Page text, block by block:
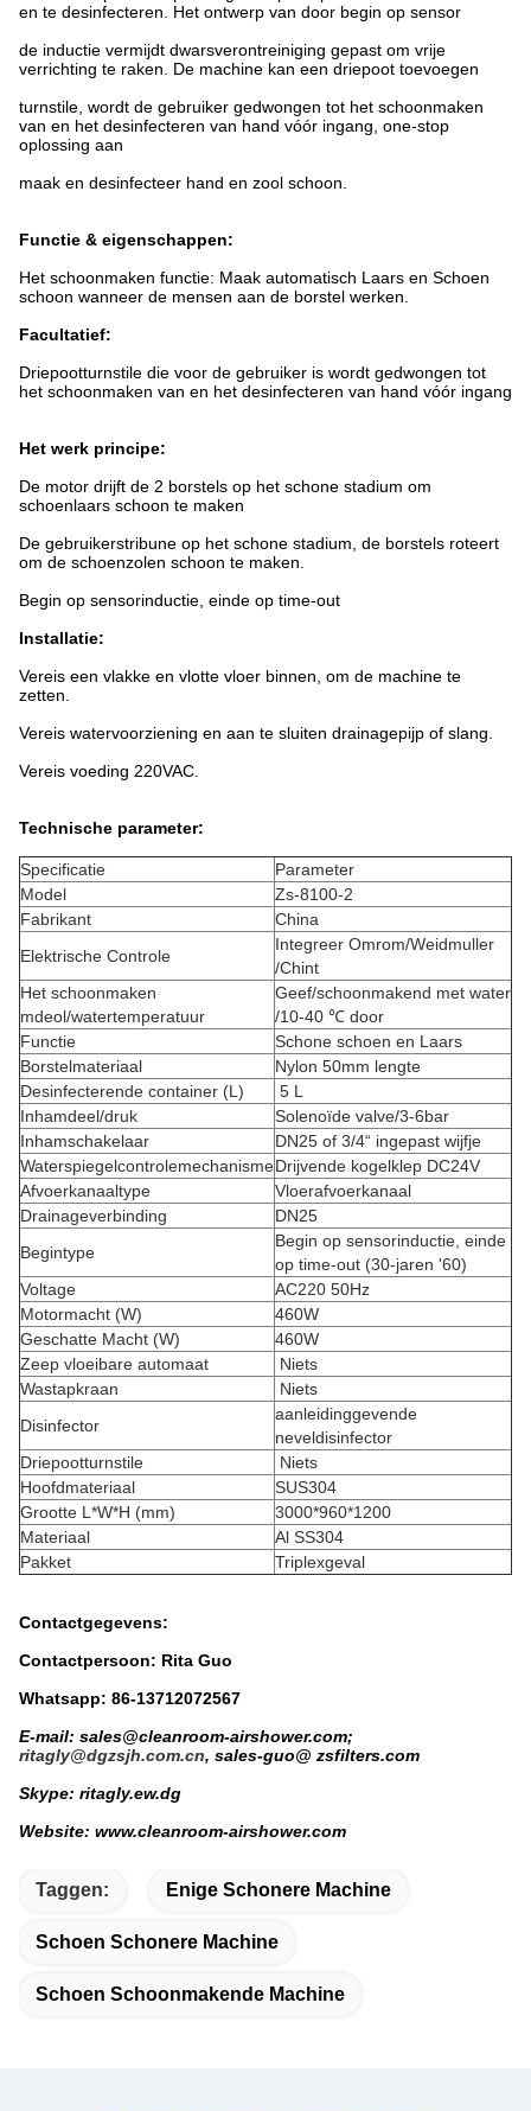
en te desinfecteren. Het ontwerp van door begin op sensor
de inductie vermijdt dwarsverontreiniging gepast om vrije
verrichting te raken. De machine kan een driepoot toevoegen
turnstile, wordt de gebruiker gedwongen tot het schoonmaken
van en het desinfecteren van hand vóór ingang, one-stop
oplossing aan
maak en desinfecteer hand en zool schoon.
Functie & eigenschappen:
Het schoonmaken functie: Maak automatisch Laars en Schoen
schoon wanneer de mensen aan de borstel werken.
Facultatief:
Driepootturnstile die voor de gebruiker is wordt gedwongen tot
het schoonmaken van en het desinfecteren van hand vóór ingang
Het werk principe:
De motor drijft de 2 borstels op het schone stadium om
schoenlaars schoon te maken
De gebruikerstribune op het schone stadium, de borstels roteert
om de schoenzolen schoon te maken.
Begin op sensorinductie, einde op time-out
Installatie:
Vereis een vlakke en vlotte vloer binnen, om de machine te
zetten.
Vereis watervoorziening en aan te sluiten drainagepijp of slang.
Vereis voeding 220VAC.
Technische parameter:
Specificatie
Parameter
Model
Zs-8100-2
Fabrikant
China
Elektrische Controle
Integreer Omrom/Weidmuller
/Chint
Het schoonmaken
mdeol/watertemperatuur
Geef/schoonmakend met water
/10-40 ℃ door
Functie
Schone schoen en Laars
Borstelmateriaal
Nylon 50mm lengte
Desinfecterende container (L)
5 L
Inhamdeel/druk
Solenoïde valve/3-6bar
Inhamschakelaar
DN25 of 3/4“ ingepast wijfje
WaterspiegelcontrolemechanismeDrijvende kogelklep DC24V
Afvoerkanaaltype
Vloerafvoerkanaal
Drainageverbinding
DN25
Begintype
Begin op sensorinductie, einde
op time-out (30-jaren '60)
Voltage
AC220 50Hz
Motormacht (W)
460W
Geschatte Macht (W)
460W
Zeep vloeibare automaat
Niets
Wastapkraan
Niets
Disinfector
aanleidinggevende
neveldisinfector
Driepootturnstile
Niets
Hoofdmateriaal
SUS304
Grootte L*W*H (mm)
3000*960*1200
Materiaal
Al SS304
Pakket
Triplexgeval
Contactgegevens:
Contactpersoon: Rita Guo
Whatsapp: 86-13712072567
E-mail: sales@cleanroom-airshower.com;
ritagly@dgzsjh.com.cn, sales-guo@ zsfilters.com
Skype: ritagly.ew.dg
Website: www.cleanroom-airshower.com
Taggen: Enige Schonere Machine
Schoen Schonere Machine
Schoen Schoonmakende Machine